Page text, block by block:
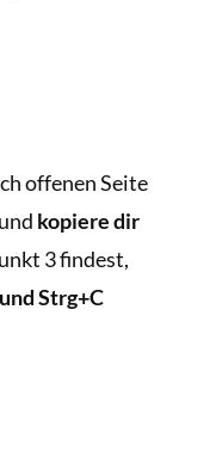
offenen Seite
kopiere dir
3 findest,
Strg+C